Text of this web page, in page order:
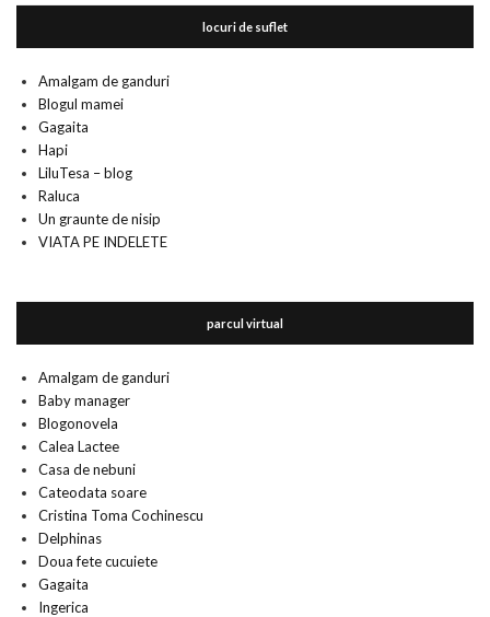
locuri de suflet
Amalgam de ganduri
Blogul mamei
Gagaita
Hapi
LiluTesa – blog
Raluca
Un graunte de nisip
VIATA PE INDELETE
parcul virtual
Amalgam de ganduri
Baby manager
Blogonovela
Calea Lactee
Casa de nebuni
Cateodata soare
Cristina Toma Cochinescu
Delphinas
Doua fete cucuiete
Gagaita
Ingerica